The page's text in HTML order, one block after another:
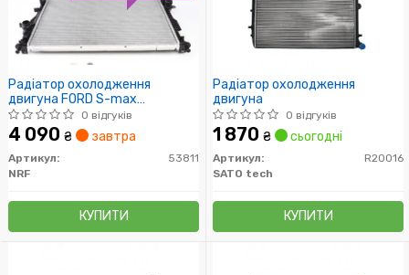
Радіатор охолодження
двигуна FORD S-max
03/2006> (пр-во NRF)
0 відгуків
4 090 ₴ завтра
Артикул:
53811
NRF
КУПИТИ
Радіатор охолодження
двигуна
0 відгуків
1 870 ₴ сьогодні
Артикул:
R20016
SATO tech
КУПИТИ